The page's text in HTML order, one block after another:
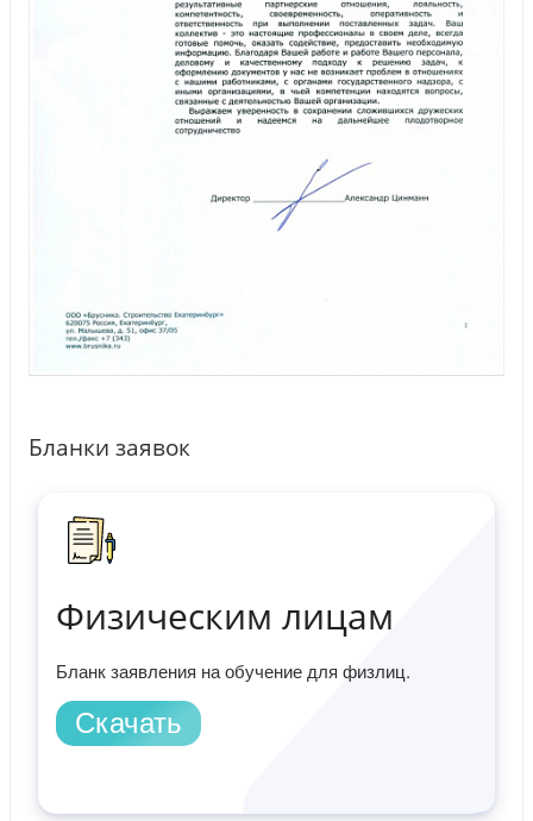
Бланки заявок
Физическим лицам
Бланк заявления на обучение для физлиц.
Скачать